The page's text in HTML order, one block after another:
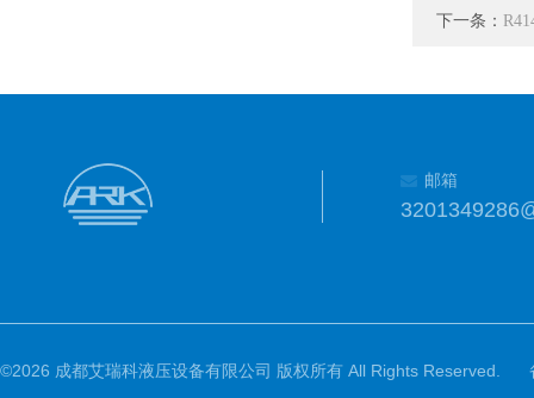
下一条：
邮箱
©2026 成都艾瑞科液压设备有限公司 版权所有 All Rights Reserved.